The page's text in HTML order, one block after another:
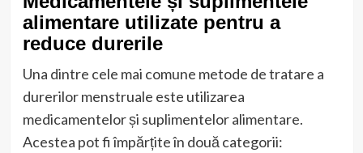
alimentare utilizate pentru a
reduce durerile
Una dintre cele mai comune metode de tratare a
durerilor menstruale este utilizarea
medicamentelor și suplimentelor alimentare.
Acestea pot fi împărțite în două categorii: